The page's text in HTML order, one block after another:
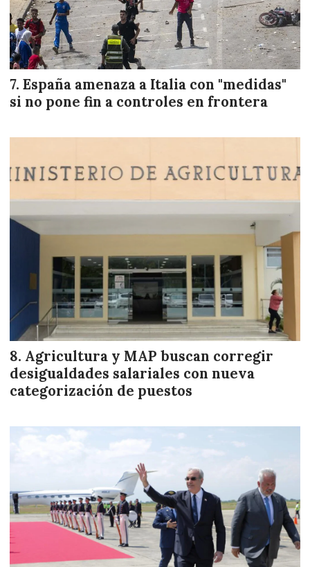
España amenaza a Italia con "medidas"
si no pone fin a controles en frontera
Agricultura y MAP buscan corregir
desigualdades salariales con nueva
categorización de puestos